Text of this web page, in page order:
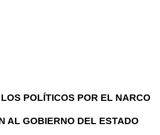
POLÍTICOS POR EL NARCO
AL GOBIERNO DEL ESTADO